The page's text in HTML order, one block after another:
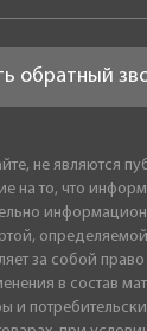
обратный
не являются
на то, что
за собой
в состав
и